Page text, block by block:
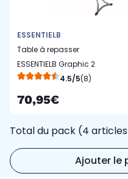
ESSENTIELB
Table à repasser
ESSENTIELB Graphic 2
4.5/5(8)
70,95€
Total du pack (4
Ajouter le